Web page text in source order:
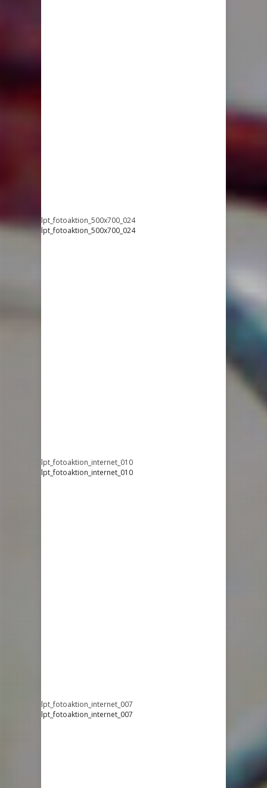
lpt_fotoaktion_500x700_024
lpt_fotoaktion_500x700_024
lpt_fotoaktion_internet_010
lpt_fotoaktion_internet_010
lpt_fotoaktion_internet_007
lpt_fotoaktion_internet_007